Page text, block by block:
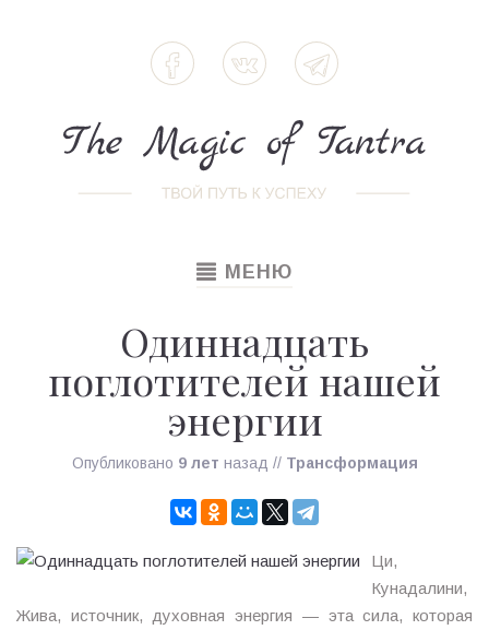
TOGGLE
МЕНЮ
Одиннадцать
поглотителей нашей
энергии
Опубликовано 9 лет назад // Трансформация
Ци,
Кунадалини,
Жива, источник, духовная энергия — эта сила, которая